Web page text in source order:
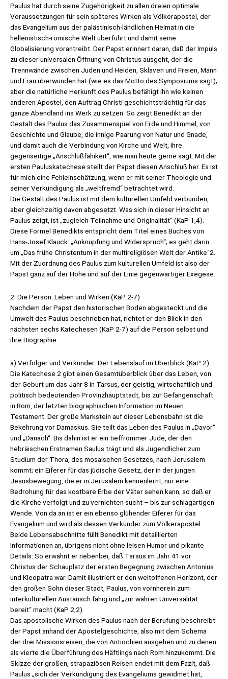
Paulus hat durch seine Zugehörigkeit zu allen dreien optimale
Voraussetzungen für sein späteres Wirken als Völkerapostel, der
das Evangelium aus der palästinisch-ländlichen Heimat in die
hellenistisch-römische Welt überführt und damit seine
Globalisierung vorantreibt. Der Papst erinnert daran, daß der Impuls
zu dieser universalen Öffnung von Christus ausgeht, der die
Trennwände zwischen Juden und Heiden, Sklaven und Freien, Mann
und Frau überwunden hat (wie es das Motto des Symposiums sagt);
aber die natürliche Herkunft des Paulus befähigt ihn wie keinen
anderen Apostel, den Auftrag Christi geschichtsträchtig für das
ganze Abendland ins Werk zu setzen. So zeigt Benedikt an der
Gestalt des Paulus das Zusammenspiel von Erde und Himmel, von
Geschichte und Glaube, die innige Paarung von Natur und Gnade,
und damit auch die Verbindung von Kirche und Welt, ihre
gegenseitige „Anschlußfähikeit“, wie man heute gerne sagt. Mit der
ersten Pauluskatechese stellt der Papst diesen Anschluß her. Es ist
für mich eine Fehleinschätzung, wenn er mit seiner Theologie und
seiner Verkündigung als „weltfremd“ betrachtet wird.
Die Gestalt des Paulus ist mit dem kulturellen Umfeld verbunden,
aber gleichzeitig davon abgesetzt. Was sich in dieser Hinsicht an
Paulus zeigt, ist „zugleich Teilnahme und Originalität“ (KaP 1,4).
Diese Formel Benedikts entspricht dem Titel eines Buches von
Hans-Josef Klauck: „Anknüpfung und Widerspruch“; es geht darin
um „Das frühe Christentum in der multireligiösen Welt der Antike“2.
Mit der Zuordnung des Paulus zum kulturellen Umfeld ist also der
Papst ganz auf der Höhe und auf der Linie gegenwärtiger Exegese.
2. Die Person: Leben und Wirken (KaP 2-7)
Nachdem der Papst den historischen Boden abgesteckt und die
Umwelt des Paulus beschrieben hat, richtet er den Blick in den
nächsten sechs Katechesen (KaP 2-7) auf die Person selbst und
ihre Biographie.
a) Verfolger und Verkünder: Der Lebenslauf im Überblick (KaP 2)
Die Katechese 2 gibt einen Gesamtüberblick über das Leben, von
der Geburt um das Jahr 8 in Tarsus, der geistig, wirtschaftlich und
politisch bedeutenden Provinzhauptstadt, bis zur Gefangenschaft
in Rom, der letzten biographischen Information im Neuen
Testament. Der große Markstein auf dieser Lebensbahn ist die
Bekehrung vor Damaskus. Sie teilt das Leben des Paulus in „Davor“
und „Danach“: Bis dahin ist er ein tieffrommer Jude, der den
hebräischen Erstnamen Saulus trägt und als Jugendlicher zum
Studium der Thora, des mosaischen Gesetzes, nach Jerusalem
kommt; ein Eiferer für das jüdische Gesetz, der in der jungen
Jesusbewegung, die er in Jerusalem kennenlernt, nur eine
Bedrohung für das kostbare Erbe der Väter sehen kann, so daß er
die Kirche verfolgt und zu vernichten sucht – bis zur schlagartigen
Wende. Von da an ist er ein ebenso glühender Eiferer für das
Evangelium und wird als dessen Verkünder zum Völkerapostel.
Beide Lebensabschnitte füllt Benedikt mit detaillierten
Informationen an, übrigens nicht ohne leisen Humor und pikante
Details: So erwähnt er nebenbei, daß Tarsus im Jahr 41 vor
Christus der Schauplatz der ersten Begegnung zwischen Antonius
und Kleopatra war. Damit illustriert er den weltoffenen Horizont, der
den großen Sohn dieser Stadt, Paulus, von vornherein zum
interkulturellen Austausch fähig und „zur wahren Universalität
bereit“ macht (KaP 2,2).
Das apostolische Wirken des Paulus nach der Berufung beschreibt
der Papst anhand der Apostelgeschichte, also mit dem Schema
der drei Missionsreisen, die von Antiochien ausgehen und zu denen
als vierte die Überführung des Häftlings nach Rom hinzukommt. Die
Skizze der großen, strapaziösen Reisen endet mit dem Fazit, daß
Paulus „sich der Verkündigung des Evangeliums gewidmet hat,